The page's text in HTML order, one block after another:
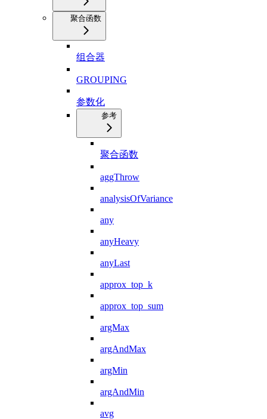
聚合函数
组合器
GROUPING
参数化
参考
聚合函数
aggThrow
analysisOfVariance
any
anyHeavy
anyLast
approx_top_k
approx_top_sum
argMax
argAndMax
argMin
argAndMin
avg